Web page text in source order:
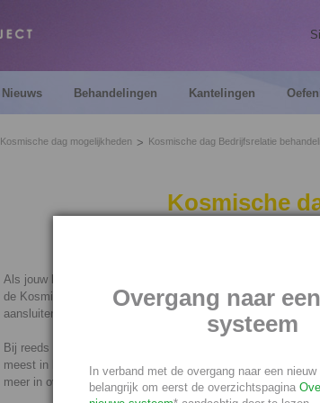
Nieuws Behandelingen Kantelingen
Kosmische dag mogelijkheden Kosmische dag Bedrijfsrelatie
Kosmische
Als jouw bedrijf of praktijk in lijn met de kosmische dag
de Kosmische dag Bedrijfsrelatie behandeling die relaties
aansluiten bij jouw bedrijf of praktijk.
Bij reeds bestaande relaties en cliënten zal je die punten in
meest in lijn zijn met de kosmische dag. Je zult dus een
meer in overeenstemming is met de kosmische dag.
Overgang naar
systeem
In verband met de overgang naar een
belangrijk om eerst de overzichtspagina